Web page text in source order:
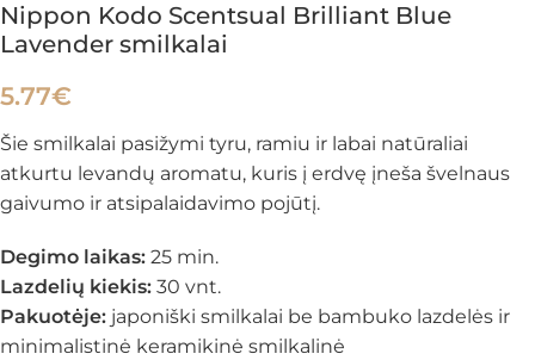
Nippon Kodo Scentsual Brilliant Blue
Lavender smilkalai
5.77€
Šie smilkalai pasižymi tyru, ramiu ir labai natūraliai
atkurtu levandų aromatu, kuris į erdvę įneša švelnaus
gaivumo ir atsipalaidavimo pojūtį.
Degimo laikas: 25 min.
Lazdelių kiekis: 30 vnt.
Pakuotėje: japoniški smilkalai be bambuko lazdelės ir
minimalistinė keramikinė smilkalinė